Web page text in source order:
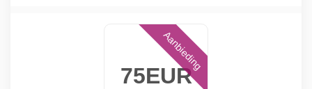
75EUR
Aanbieding